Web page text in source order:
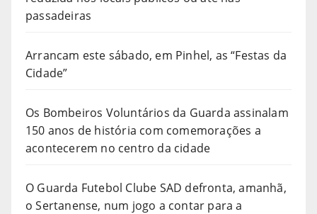
passadeiras
Arrancam este sábado, em Pinhel, as “Festas da
Cidade”
Os Bombeiros Voluntários da Guarda assinalam
150 anos de história com comemorações a
acontecerem no centro da cidade
O Guarda Futebol Clube SAD defronta, amanhã,
o Sertanense, num jogo a contar para a